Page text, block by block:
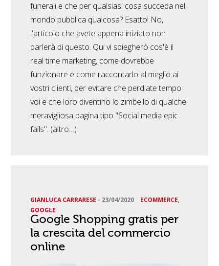
funerali e che per qualsiasi cosa succeda nel
mondo pubblica qualcosa? Esatto! No,
l'articolo che avete appena iniziato non
parlerà di questo. Qui vi spiegherò cos'è il
real time marketing, come dovrebbe
funzionare e come raccontarlo al meglio ai
vostri clienti, per evitare che perdiate tempo
voi e che loro diventino lo zimbello di qualche
meravigliosa pagina tipo "Social media epic
fails". (altro…)
GIANLUCA CARRARESE - 23/04/2020 ECOMMERCE,
GOOGLE
Google Shopping gratis per
la crescita del commercio
online